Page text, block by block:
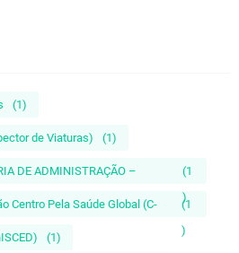
(1)
de Viaturas) (1)
DE ADMINISTRAÇÃO –
(1
)
Centro Pela Saúde Global (C-
(1
)
(1)